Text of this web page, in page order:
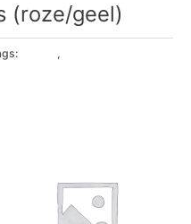
(roze/geel)
,